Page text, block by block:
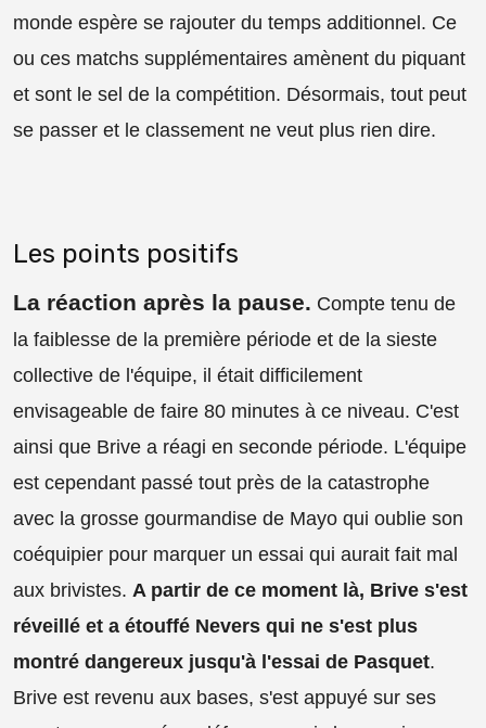
monde espère se rajouter du temps additionnel. Ce
ou ces matchs supplémentaires amènent du piquant
et sont le sel de la compétition. Désormais, tout peut
se passer et le classement ne veut plus rien dire.
Les points positifs
La réaction après la pause. Compte tenu de
la faiblesse de la première période et de la sieste
collective de l'équipe, il était difficilement
envisageable de faire 80 minutes à ce niveau. C'est
ainsi que Brive a réagi en seconde période. L'équipe
est cependant passé tout près de la catastrophe
avec la grosse gourmandise de Mayo qui oublie son
coéquipier pour marquer un essai qui aurait fait mal
aux brivistes. A partir de ce moment là, Brive s'est
réveillé et a étouffé Nevers qui ne s'est plus
montré dangereux jusqu'à l'essai de Pasquet.
Brive est revenu aux bases, s'est appuyé sur ses